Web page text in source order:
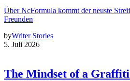
Über NcFormula kommt der neuste
Freunden
byWriter Stories
5. Juli 2026
The Mindset of a